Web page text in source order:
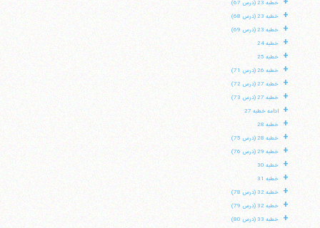
خطبه 23 (درس 67)
+ خطبه 23 (درس 68)
+ خطبه 23 (درس 69)
+ خطبه 24
+ خطبه 25
+ خطبه 26 (درس 71)
+ خطبه 27 (درس 72)
+ خطبه 27 (درس 73)
+ ادامه خطبه 27
+ خطبه 28
+ خطبه 28 (درس 75)
+ خطبه 29 (درس 76)
+ خطبه 30
+ خطبه 31
+ خطبه 32 (درس 78)
+ خطبه 32 (درس 79)
+ خطبه 33 (درس 80)